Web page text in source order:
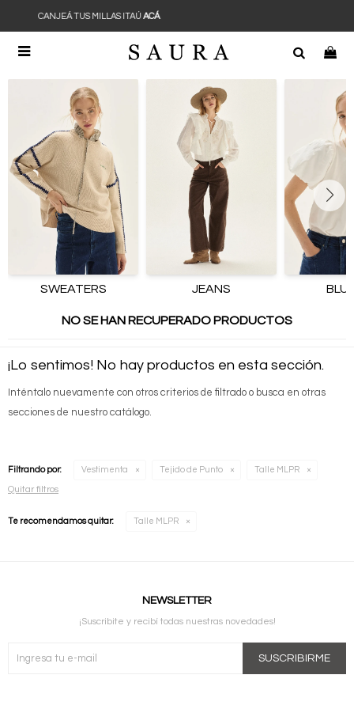

CANJEÁ TUS MILLAS ITAÚ
SWEATERS JEANS
NO SE HAN RECUPERADO PRODUCTOS
¡Lo sentimos! No hay productos en esta sección.
Inténtalo nuevamente con otros criterios de filtrado o busca en otras
secciones de nuestro catálogo.
Filtrando por: Vestimenta Tejido de Punto Talle MLPR
Quitar filtros
Te recomendamos quitar: Talle MLPR
NEWSLETTER
¡Suscribite y recibí todas nuestras novedades!
SUSCRIBIRME